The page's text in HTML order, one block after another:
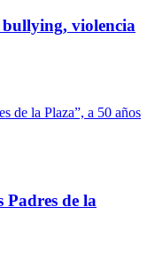
violencia
Padres de la